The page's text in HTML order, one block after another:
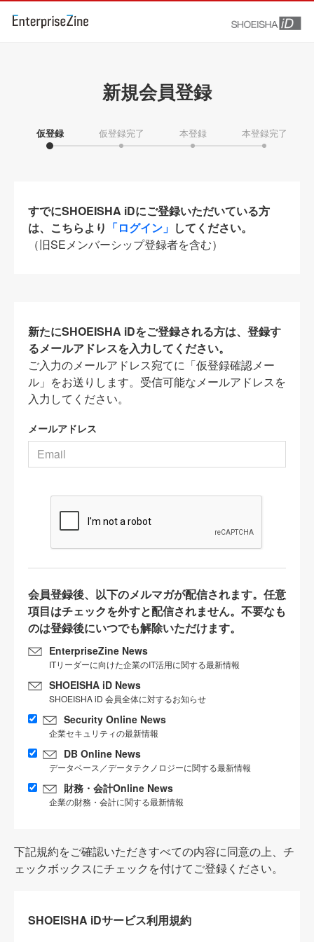
新規会員登録
仮登録 仮登録完了 本登録 本登録完了
すでにSHOEISHA iDにご登録いただいている方
は、こちらより 「ログイン」 してください。
（旧SEメンバーシップ登録者を含む）
新たにSHOEISHA iDをご登録される方は、登録す
るメールアドレスを入力してください。
ご入力のメールアドレス宛てに「仮登録確認メー
ル」をお送りします。受信可能なメールアドレスを
入力してください。
メールアドレス
会員登録後、以下のメルマガが配信されます。任意
項目はチェックを外すと配信されません。不要なも
のは登録後にいつでも解除いただけます。
EnterpriseZine News
ITリーダーに向けた企業のIT活用に関する最新情報
SHOEISHA iD News
SHOEISHA iD 会員全体に対するお知らせ
Security Online News
企業セキュリティの最新情報
DB Online News
データベース／データテクノロジーに関する最新情報
財務・会計Online News
企業の財務・会計に関する最新情報
下記規約をご確認いただきすべての内容に同意の上、チ
ェックボックスにチェックを付けてご登録ください。
SHOEISHA iDサービス利用規約